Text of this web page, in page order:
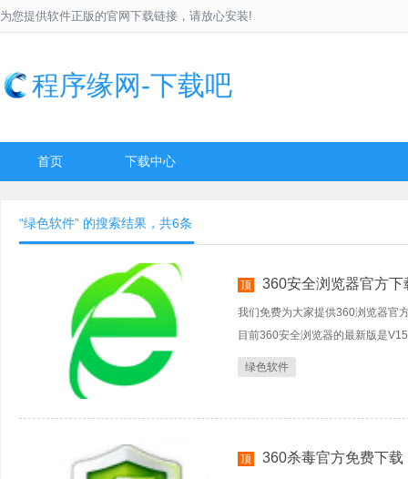
为您提供软件正版的官网下载链接，请放心安装!
程序缘网-下载吧
首页 下载中心
“绿色软件” 的搜索结果，共6条
顶 360安全浏览器官方
我们免费为大家提供360浏览器官
目前360安全浏览器的最新版是
绿色软件
顶 360杀毒官方免费下载